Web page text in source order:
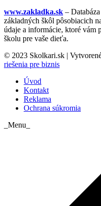
www.zakladka.sk –
základných škôl pôsobiacich
údaje a informácie, ktoré vám
školu pre vaše dieťa.
© 2023 Skolkari.sk |
riešenia pre biznis
Úvod
Kontakt
Reklama
Ochrana súkromia
_Menu_